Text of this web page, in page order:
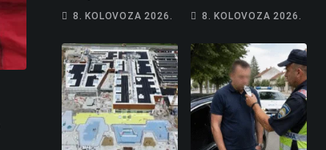
Bjelovarčaninu:
eura, a osvojio
više od 80 tisuća
eura
8. KOLOVOZA 2026.
željeznica. Šestero
ozlijeđeno, mlađa
žena na
intenzivnoj
8. KOLOVOZA 2026.